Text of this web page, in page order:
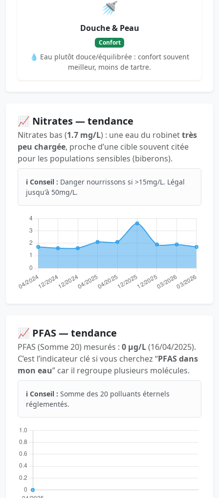
🚿
Douche & Peau
Confort
💧 Eau plutôt douce/équilibrée : confort souvent
meilleur, moins de tartre.
📈 Nitrates — tendance
Nitrates bas (1.7 mg/L) : une eau du robinettrès
peu chargée, proche d’une cible souvent citée
pour les populations sensibles (biberons).
ℹ️ Conseil : Danger nourrissons si >15mg/L. Légal
jusqu'à 50mg/L.
📈 PFAS — tendance
PFAS (Somme 20) mesurés : 0 µg/L(16/04/2025).
C’est l’indicateur clé si vous cherchez “PFAS dans
mon eau” car il regroupe plusieurs molécules.
ℹ️ Conseil : Somme des 20 polluants éternels
réglementés.